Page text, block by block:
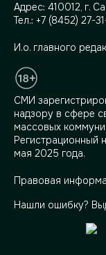
Адрес: 410012, г.
Тел.: +7 (8452) 27-
И.о. главного
СМИ
надзору в сфере
массовых
мая 2025 года.
Правовая
Нашли ошибку?